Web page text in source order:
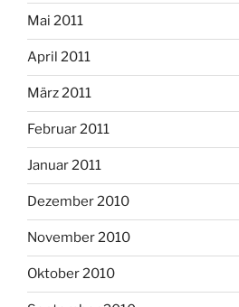
Mai 2011
April 2011
März 2011
Februar 2011
Januar 2011
Dezember 2010
November 2010
Oktober 2010